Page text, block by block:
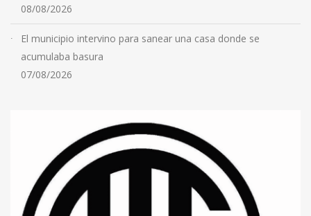
08/08/2026
El municipio intervino para sanear una casa donde se
acumulaba basura
07/08/2026